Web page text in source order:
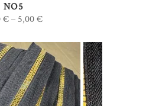
page
du
produit
NO5
€ – 5,00€